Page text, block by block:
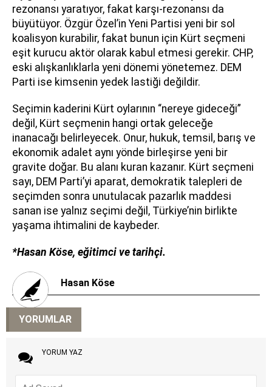
rezonansı yaratıyor, fakat karşı-rezonansı da
büyütüyor. Özgür Özel’in Yeni Partisi yeni bir sol
koalisyon kurabilir, fakat bunun için Kürt seçmeni
eşit kurucu aktör olarak kabul etmesi gerekir. CHP,
eski alışkanlıklarla yeni dönemi yönetemez. DEM
Parti ise kimsenin yedek lastiği değildir.
Seçimin kaderini Kürt oylarının “nereye gideceği”
değil, Kürt seçmenin hangi ortak geleceğe
inanacağı belirleyecek. Onur, hukuk, temsil, barış ve
ekonomik adalet aynı yönde birleşirse yeni bir
gravite doğar. Bu alanı kuran kazanır. Kürt seçmeni
sayı, DEM Parti’yi aparat, demokratik talepleri de
seçimden sonra unutulacak pazarlık maddesi
sanan ise yalnız seçimi değil, Türkiye’nin birlikte
yaşama ihtimalini de kaybeder.
*Hasan Köse, eğitimci ve tarihçi.
Hasan Köse
YORUMLAR
YORUM YAZ